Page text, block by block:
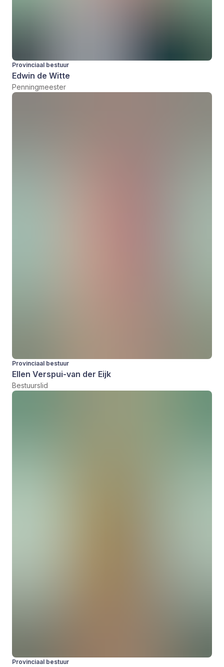
Provinciaal bestuur
Edwin de Witte
Penningmeester
Provinciaal bestuur
Ellen Verspui-van der Eijk
Bestuurslid
Provinciaal bestuur